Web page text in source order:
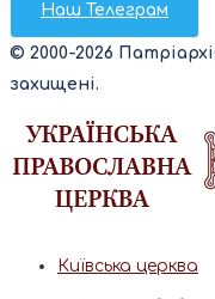
Наш Телеграм
© 2000-2026
захищені.
Київська церква